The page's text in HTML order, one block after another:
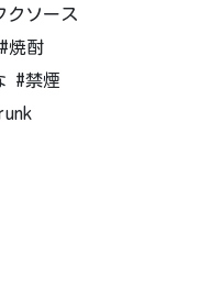
クソース
焼酎
#禁煙